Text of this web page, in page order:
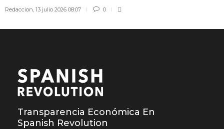
Redaccion 13 julio 2026 08:07 0
Transparencia Económica En
Spanish Revolution